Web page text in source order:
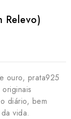
Relevo)
ouro, prata925
diário, bem
vida.